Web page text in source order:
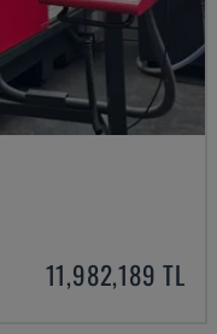
11,982,189 TL